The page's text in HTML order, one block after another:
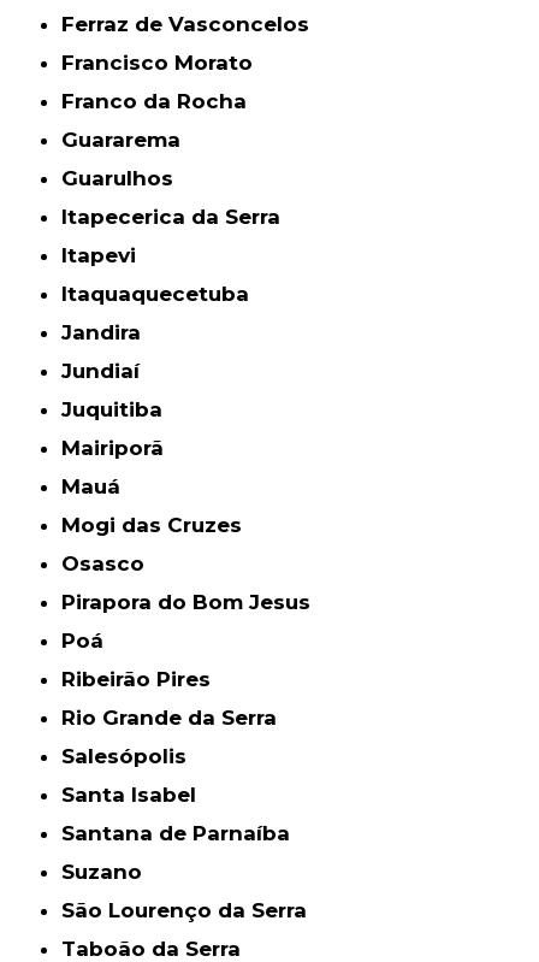
Ferraz de Vasconcelos
Francisco Morato
Franco da Rocha
Guararema
Guarulhos
Itapecerica da Serra
Itapevi
Itaquaquecetuba
Jandira
Jundiaí
Juquitiba
Mairiporã
Mauá
Mogi das Cruzes
Osasco
Pirapora do Bom Jesus
Poá
Ribeirão Pires
Rio Grande da Serra
Salesópolis
Santa Isabel
Santana de Parnaíba
Suzano
São Lourenço da Serra
Taboão da Serra